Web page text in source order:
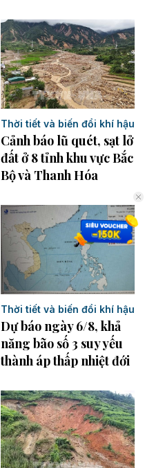
Thời tiết và biến đổi khí hậu
Cảnh báo lũ quét, sạt lở
đất ở 8 tỉnh khu vực Bắc
Bộ và Thanh Hóa
Thời tiết và biến đổi khí hậu
Dự báo ngày 6/8, khả
năng bão số 3 suy yếu
thành áp thấp nhiệt đới